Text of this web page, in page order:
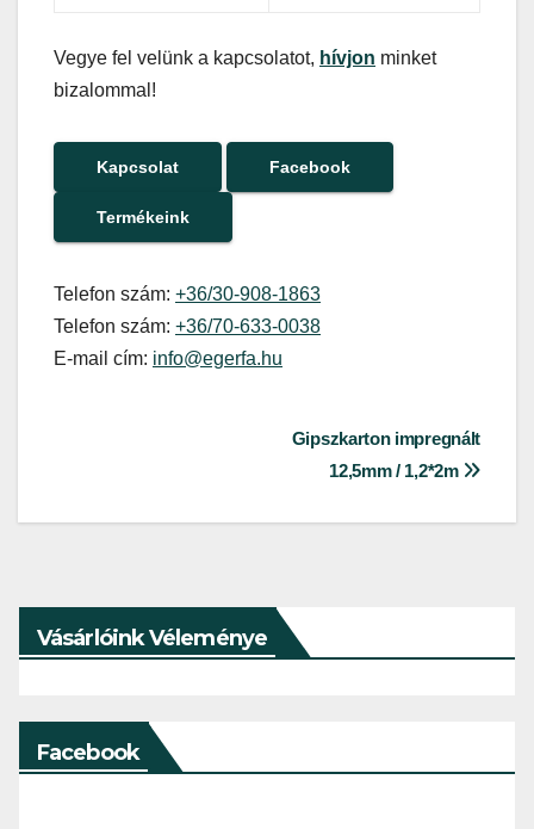
Vegye fel velünk a kapcsolatot, hívjon minket
bizalommal!
Kapcsolat Facebook
Termékeink
Telefon szám: +36/30-908-1863
Telefon szám: +36/70-633-0038
E-mail cím: info@egerfa.hu
Gipszkarton impregnált
12,5mm / 1,2*2m
Vásárlóink Véleménye
Facebook